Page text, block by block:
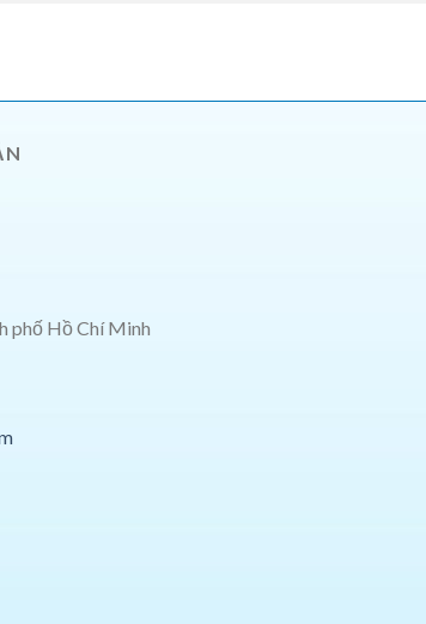
phố Hồ Chí Minh